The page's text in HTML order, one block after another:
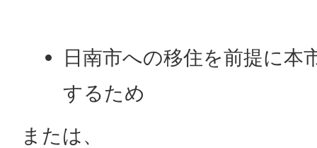
日南市への移住を前提に本
するため
または、